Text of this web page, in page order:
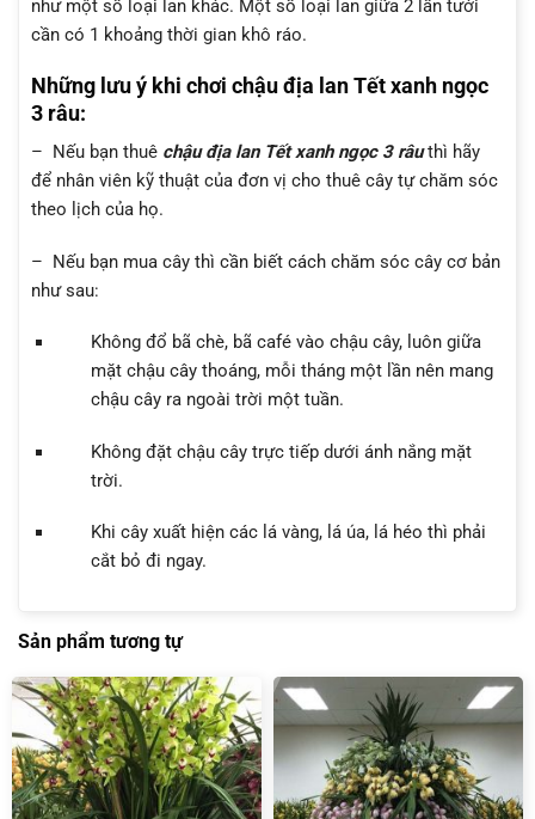
như một số loại lan khác. Một số loại lan giữa 2 lần tưới
cần có 1 khoảng thời gian khô ráo.
Những lưu ý khi chơi chậu địa lan Tết xanh ngọc
3 râu:
– Nếu bạn thuê chậuđịa lan Tết xanh ngọc 3 râuthì hãy
để nhân viên kỹ thuật của đơn vị cho thuê cây tự chăm sóc
theo lịch của họ.
– Nếu bạn mua cây thì cần biết cách chăm sóc cây cơ bản
như sau:
Không đổ bã chè, bã café vào chậu cây, luôn giữa
mặt chậu cây thoáng, mỗi tháng một lần nên mang
chậu cây ra ngoài trời một tuần.
Không đặt chậu cây trực tiếp dưới ánh nắng mặt
trời.
Khi cây xuất hiện các lá vàng, lá úa, lá héo thì phải
cắt bỏ đi ngay.
Sản phẩm tương tự